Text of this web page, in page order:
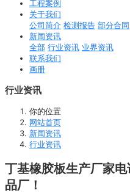
工程案例
关于我们
公司简介 检测报告 部分合同
新闻资讯
全部 行业资讯 业界资讯
联系我们
画册
行业资讯
你的位置
网站首页
新闻资讯
行业资讯
丁基橡胶板生产厂家
品厂！